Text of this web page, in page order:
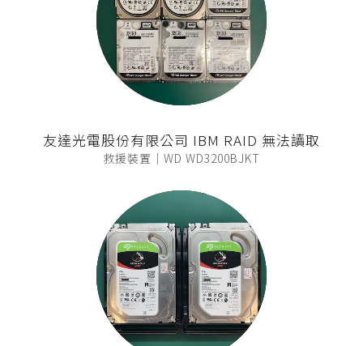
友達光電股份有限公司 IBM RAID 無法讀取
救援裝置｜WD WD3200BJKT